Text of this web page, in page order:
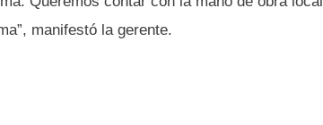
manifestó la gerente.